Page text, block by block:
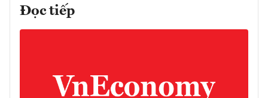
Đọc tiếp